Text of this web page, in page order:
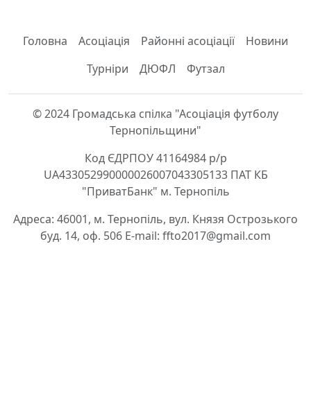
Головна Асоціація Районні асоціації
Новини
Турніри
ДЮФЛ Футзал
© 2024 Громадська спілка "Асоціація футболу
Тернопільщини"
Код ЄДРПОУ 41164984 р/р
UA433052990000026007043305133 ПАТ КБ
"ПриватБанк" м. Тернопіль
Адреса: 46001, м. Тернопіль, вул. Князя Острозького
буд. 14, оф. 506 E-mail: ffto2017@gmail.com